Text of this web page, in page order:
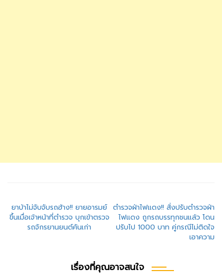
แนะแนว
เรื่อง
ยาบ้าไม่จับจับรถฮ้าง!! ยายอารมย์
ขึ้นเมื่อเจ้าหน้าที่ตำรวจ บุกเข้าตรวจ
รถจักรยานยนต์คันเก่า
ตำรวจฝ่าไฟแดง!! สั่งปรับตำรวจฝ่า
ไฟแดง ถูกรถบรรทุกชนแล้ว โดน
ปรับไป 1000 บาท คู่กรณีไม่ติดใจ
เอาความ
เรื่องที่คุณอาจสนใจ